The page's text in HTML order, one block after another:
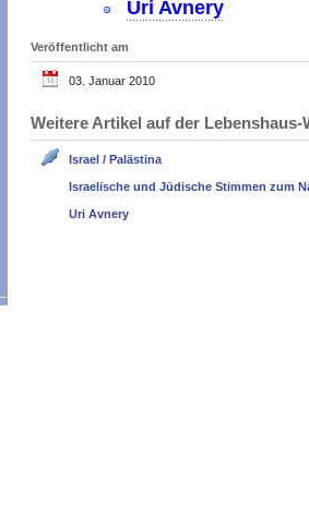
Uri Avnery
Veröffentlicht am
03. Januar 2010
Weitere Artikel auf der
Israel / Palästina
Israelische und Jüdische Stimmen zum
Uri Avnery